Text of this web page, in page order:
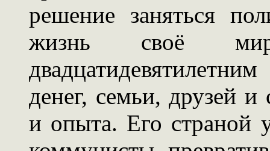
решение заняться
жизнь своё
денег, семьи, друзей и
и опыта. Его страной